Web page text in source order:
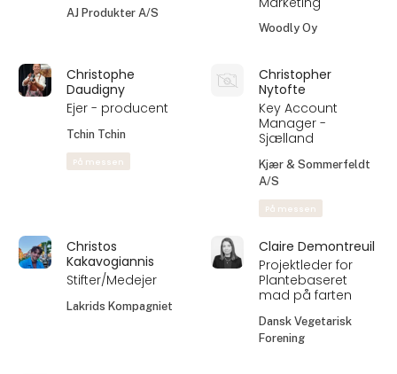
AJ Produkter A/S
Woodly Oy
Christophe
Daudigny
Ejer - producent
Tchin Tchin
På messen
Christopher
Nytofte
Key Account
Manager -
Sjælland
Kjær & Sommerfeldt
A/S
På messen
Christos
Kakavogiannis
Stifter/Medejer
Lakrids Kompagniet
Claire Demontreuil
Projektleder for
Plantebaseret
mad på farten
Dansk Vegetarisk
Forening